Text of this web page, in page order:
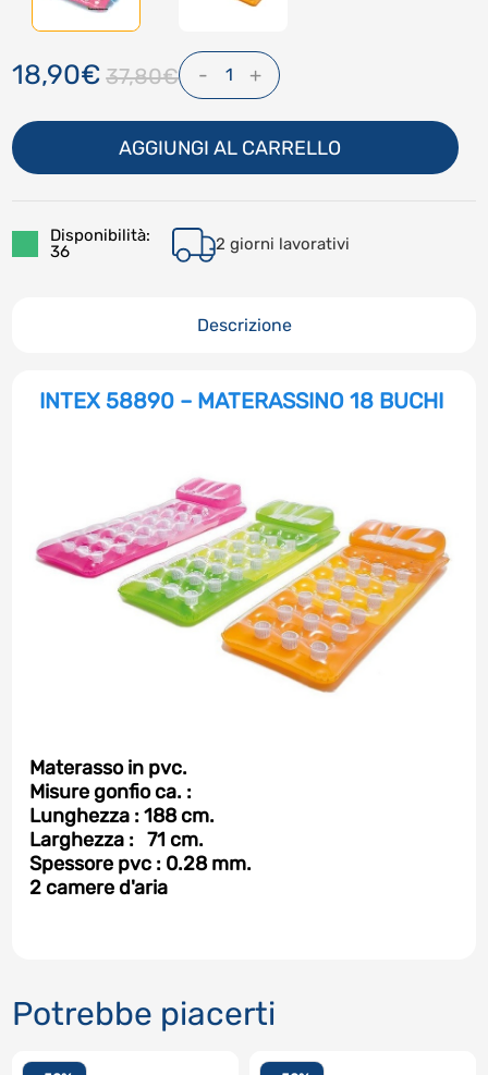
18,90€ 37,80€ - 1 +
AGGIUNGI AL CARRELLO
Disponibilità:
36
2 giorni lavorativi
Descrizione
INTEX 58890 – MATERASSINO 18 BUCHI
Materasso in pvc.
Misure gonfio ca. :
Lunghezza : 188 cm.
Larghezza : 71 cm.
Spessore pvc : 0.28 mm.
2 camere d'aria
Potrebbe piacerti